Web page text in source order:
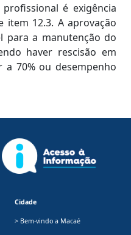
é exigência
item 12.3. A aprovação
para a manutenção do
haver rescisão em
70% ou desempenho
Cidade
> Bem-vindo a Macaé